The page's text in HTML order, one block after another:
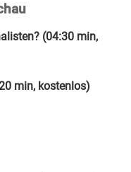
(04:30 min,
min, kostenlos)